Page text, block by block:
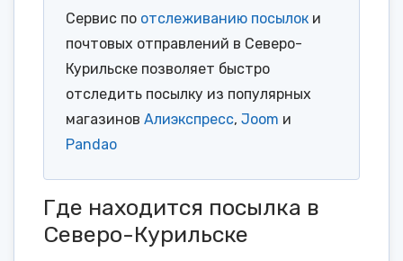
Сервис по отслеживанию посылок и
почтовых отправлений в Северо-
Курильске позволяет быстро
отследить посылку из популярных
магазинов Алиэкспресс, Joom и
Pandao
Где находится посылка в
Северо-Курильске